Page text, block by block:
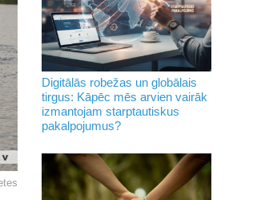
Digitālās robežas un globālais
tirgus: Kāpēc mēs arvien vairāk
izmantojam starptautiskus
pakalpojumus?